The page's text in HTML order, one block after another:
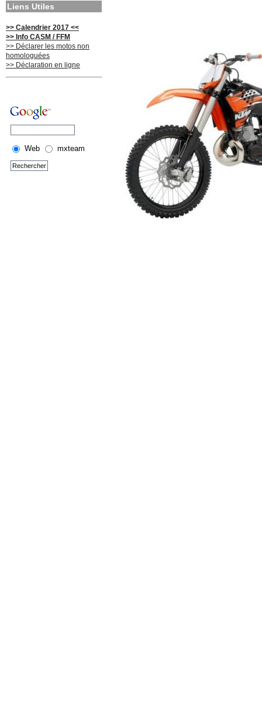
Liens Utiles
>> Calendrier 2017 <<
>> Info CASM / FFM
>> Déclarer les motos non
homologuées
>> Déclaration en ligne
Web mxteam